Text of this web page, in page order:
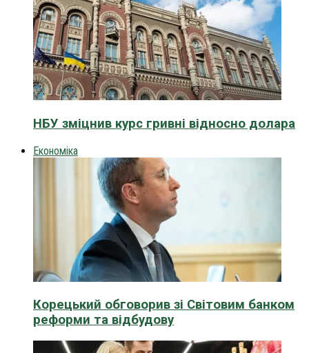
НБУ зміцнив курс гривні відносно долара
Економіка
Корецький обговорив зі Світовим банком
реформи та відбудову